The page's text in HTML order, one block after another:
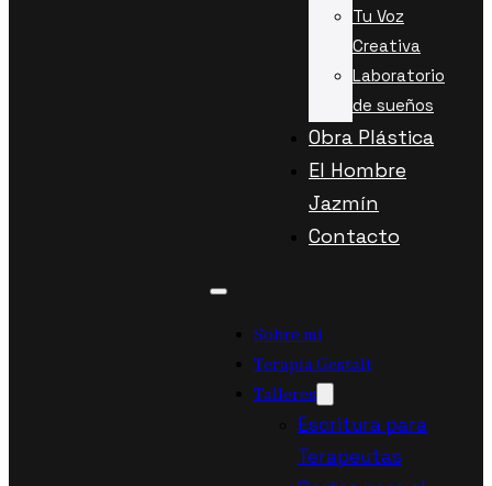
Tu Voz
Creativa
Laboratorio
de sueños
Obra Plástica
El Hombre
Jazmín
Contacto
Sobre mí
Terapia Gestalt
Talleres
Escritura para
Terapeutas